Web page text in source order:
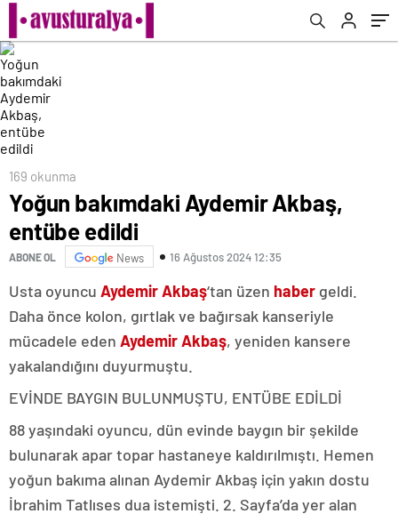
169 okunma
Yoğun bakımdaki Aydemir Akbaş,
entübe edildi
ABONE OL News 16 Ağustos 2024 12:35
Usta oyuncu Aydemir Akbaş‘tan üzen haber geldi.
Daha önce kolon, gırtlak ve bağırsak kanseriyle
mücadele eden Aydemir Akbaş, yeniden kansere
yakalandığını duyurmuştu.
EVİNDE BAYGIN BULUNMUŞTU, ENTÜBE EDİLDİ
88 yaşındaki oyuncu, dün evinde baygın bir şekilde
bulunarak apar topar hastaneye kaldırılmıştı. Hemen
yoğun bakıma alınan Aydemir Akbaş için yakın dostu
İbrahim Tatlıses dua istemişti. 2. Sayfa’da yer alan